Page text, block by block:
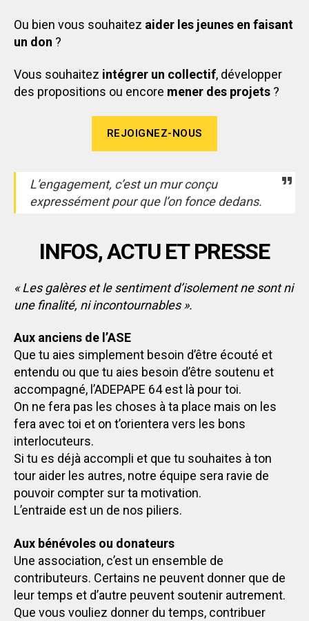
Ou bien vous souhaitez aider les jeunes en faisant
un don ?
Vous souhaitez intégrer un collectif, développer
des propositions ou encore mener des projets ?
REJOIGNEZ-NOUS
L’engagement, c’est un mur conçu
expressément pour que l’on fonce dedans.
INFOS, ACTU ET PRESSE
« Les galères et le sentiment d’isolement ne sont ni
une finalité, ni incontournables ».
Aux anciens de l’ASE
Que tu aies simplement besoin d’être écouté et
entendu ou que tu aies besoin d’être soutenu et
accompagné, l’ADEPAPE 64 est là pour toi.
On ne fera pas les choses à ta place mais on les
fera avec toi et on t’orientera vers les bons
interlocuteurs.
Si tu es déjà accompli et que tu souhaites à ton
tour aider les autres, notre équipe sera ravie de
pouvoir compter sur ta motivation.
L’entraide est un de nos piliers.
Aux bénévoles ou donateurs
Une association, c’est un ensemble de
contributeurs. Certains ne peuvent donner que de
leur temps et d’autre peuvent soutenir autrement.
Que vous vouliez donner du temps, contribuer